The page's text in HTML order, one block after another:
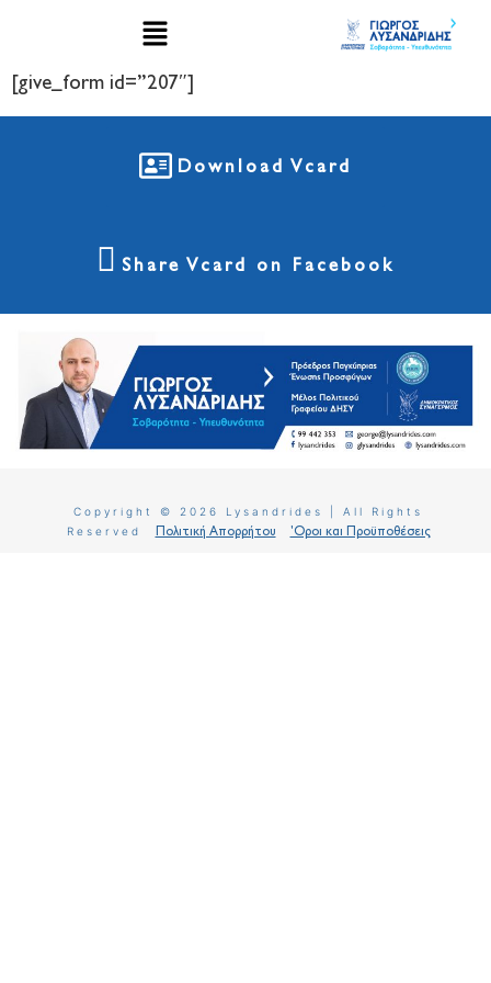
[give_form id=”207″]
Download Vcard
Share Vcard on Facebook
Copyright © 2026 Lysandrides | All Rights
Reserved
Πολιτική Απορρήτου 'Οροι και Προϋποθέσεις